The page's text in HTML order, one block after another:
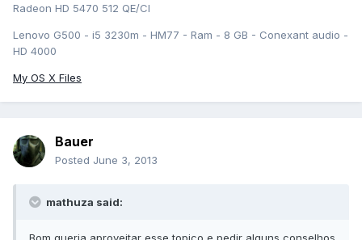
Radeon HD 5470 512 QE/CI
Lenovo G500 - i5 3230m - HM77 - Ram - 8 GB - Conexant audio -
HD 4000
My OS X Files
Bauer
Posted June 3, 2013
mathuza said: